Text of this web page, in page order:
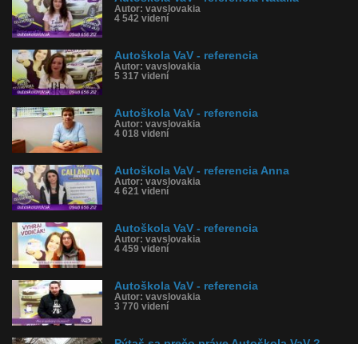
Autor: vavslovakia
4 542 videní
Autoškola VaV - referencia
Autor: vavslovakia
5 317 videní
Autoškola VaV - referencia
Autor: vavslovakia
4 018 videní
Autoškola VaV - referencia Anna
Autor: vavslovakia
4 621 videní
Autoškola VaV - referencia
Autor: vavslovakia
4 459 videní
Autoškola VaV - referencia
Autor: vavslovakia
3 770 videní